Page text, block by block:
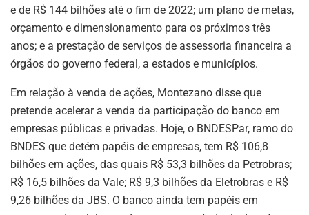
e de R$ 144 bilhões até o fim de 2022; um plano de metas,
orçamento e dimensionamento para os próximos três
anos; e a prestação de serviços de assessoria financeira a
órgãos do governo federal, a estados e municípios.
Em relação à venda de ações, Montezano disse que
pretende acelerar a venda da participação do banco em
empresas públicas e privadas. Hoje, o BNDESPar, ramo do
BNDES que detém papéis de empresas, tem R$ 106,8
bilhões em ações, das quais R$ 53,3 bilhões da Petrobras;
R$ 16,5 bilhões da Vale; R$ 9,3 bilhões da Eletrobras e R$
9,26 bilhões da JBS. O banco ainda tem papéis em